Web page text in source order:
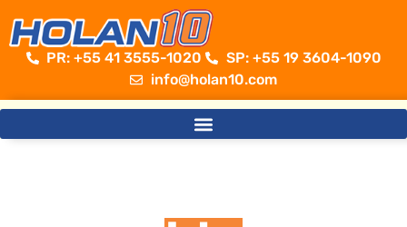
PR: +55 41 3555-1020 ​
SP: +55 19 3604-1090
info@holan10.com